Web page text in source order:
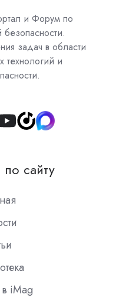
и Форум по
задач в области
технологий и
Join
Slack
по сайту
iMag